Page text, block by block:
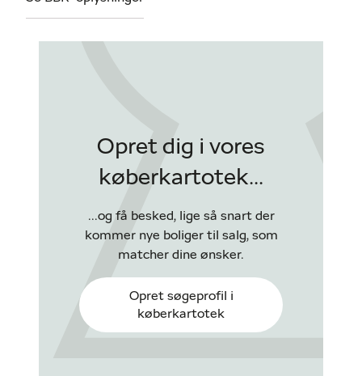
Opret dig i vores
køberkartotek...
...og få besked, lige så snart der
kommer nye boliger til salg, som
matcher dine ønsker.
Opret søgeprofil i
køberkartotek